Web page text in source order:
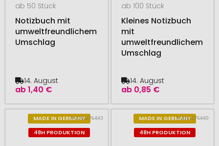
ab 50 Stück
Notizbuch mit
umweltfreundlichem
Umschlag
ab1,40 €
14. August
ab 100 Stück
Kleines Notizbuch
mit
umweltfreundlichem
Umschlag
ab 0,85 €
14. August
MADE IN GERMANY
48H PRODUKTION
# 235.276443
MADE IN GERMANY
48H PRODUKTION
# 235.276440